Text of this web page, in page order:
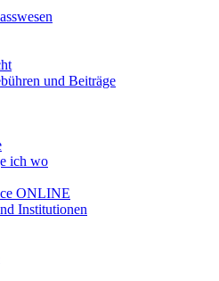
und Beiträge
ich wo
ONLINE
Institutionen